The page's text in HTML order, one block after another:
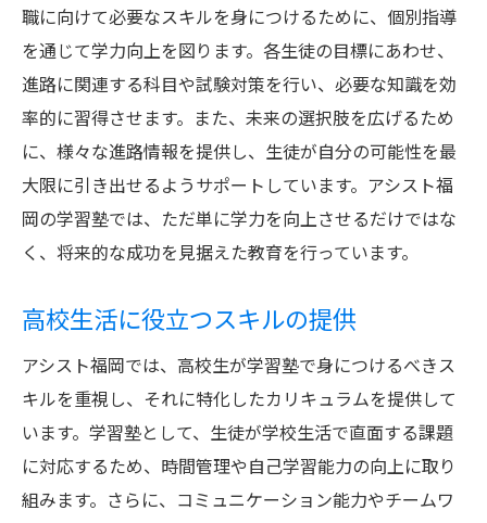
職に向けて必要なスキルを身につけるために、個別指導
を通じて学力向上を図ります。各生徒の目標にあわせ、
進路に関連する科目や試験対策を行い、必要な知識を効
率的に習得させます。また、未来の選択肢を広げるため
に、様々な進路情報を提供し、生徒が自分の可能性を最
大限に引き出せるようサポートしています。アシスト福
岡の学習塾では、ただ単に学力を向上させるだけではな
く、将来的な成功を見据えた教育を行っています。
高校生活に役立つスキルの提供
アシスト福岡では、高校生が学習塾で身につけるべきス
キルを重視し、それに特化したカリキュラムを提供して
います。学習塾として、生徒が学校生活で直面する課題
に対応するため、時間管理や自己学習能力の向上に取り
組みます。さらに、コミュニケーション能力やチームワ